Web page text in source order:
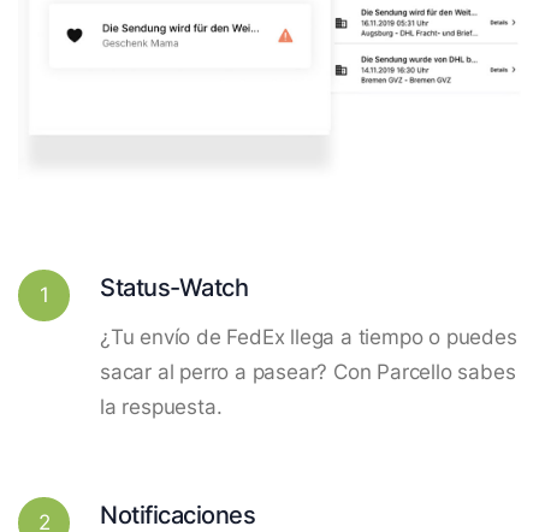
1 Status-Watch
¿Tu envío de FedEx llega a tiempo o puedes
sacar al perro a pasear? Con Parcello sabes
la respuesta.
2 Notificaciones